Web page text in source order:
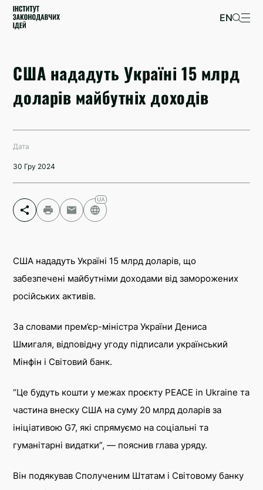
EN
США нададуть Україні 15 млрд
доларів майбутніх доходів
Дата
30 Гру 2024
Telegram
Twitter
США нададуть Україні 15 млрд доларів, що
забезпечені майбутніми доходами від заморожених
російських активів.
За словами прем’єр-міністра України Дениса
Шмигаля, відповідну угоду підписали український
Мінфін і Світовий банк.
“Це будуть кошти у межах проєкту PEACE in Ukraine та
частина внеску США на суму 20 млрд доларів за
ініціативою G7, які спрямуємо на соціальні та
гуманітарні видатки”, — пояснив глава уряду.
Він подякував Сполученим Штатам і Світовому банку